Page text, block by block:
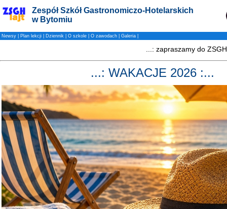
Zespół Szkół Gastronomiczo-Hotelarskich
w Bytomiu
Newsy Plan lekcji Dziennik O szkole O zawodach Galeria
...: WAKACJE 2026 :...